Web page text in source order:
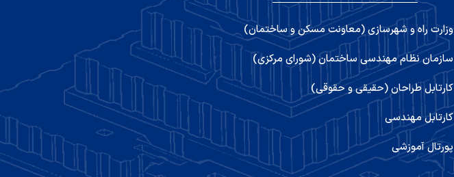
وزارت راه و شهرسازی (معاونت مسکن و ساختمان)
سازمان نظام مهندسی ساختمان (شورای مرکزی)
کارتابل طراحان (حقیقی و حقوقی)
کارتابل مهندسی
پورتال آموزشی